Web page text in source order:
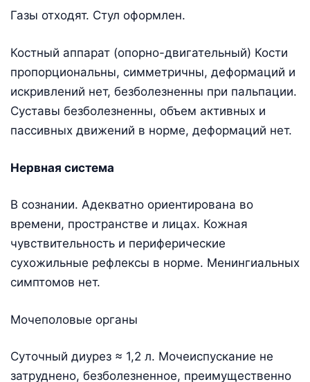
Газы отходят. Стул оформлен.
Костный аппарат (опорно-двигательный) Кости
пропорциональны, симметричны, деформаций и
искривлений нет, безболезненны при пальпации.
Суставы безболезненны, объем активных и
пассивных движений в норме, деформаций нет.
Нервная система
В сознании. Адекватно ориентирована во
времени, пространстве и лицах. Кожная
чувствительность и периферические
сухожильные рефлексы в норме. Менингиальных
симптомов нет.
Мочеполовые органы
Суточный диурез ≈ 1,2 л. Мочеиспускание не
затруднено, безболезненное, преимущественно